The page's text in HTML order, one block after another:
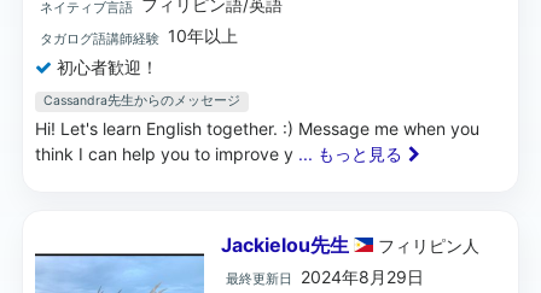
ネイティブ言語 フィリピン語/英語
タガログ語講師経験 10年以上
初心者歓迎！
Cassandra先生からのメッセージ
Hi! Let's learn English together. :) Message me when you
think I can help you to improve y ... もっと見る
Jackielou先生 フィリピン 人
最終更新日 2024年8月29日